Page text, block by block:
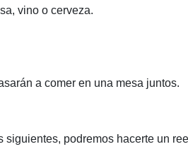
vino o cerveza.
a comer en una mesa juntos.
podremos hacerte un